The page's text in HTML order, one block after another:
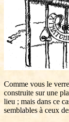
Comme vous le
construite sur une
lieu ; mais dans ce
semblables à ceux